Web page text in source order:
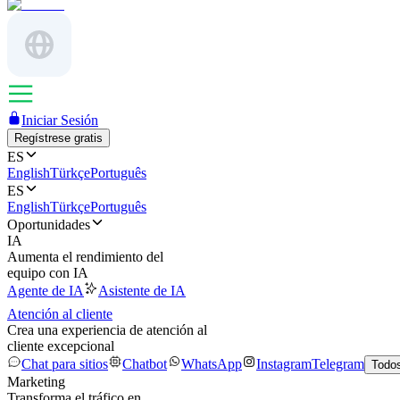
Iniciar Sesión
Regístrese gratis
ES
EnglishTürkçePortuguês
ES
EnglishTürkçePortuguês
Oportunidades
IA
Aumenta el rendimiento del
equipo con IA
Agente de IA
Asistente de IA
Atención al cliente
Crea una experiencia de atención al
cliente excepcional
Chat para sitios
Chatbot WhatsApp InstagramTelegram
Marketing